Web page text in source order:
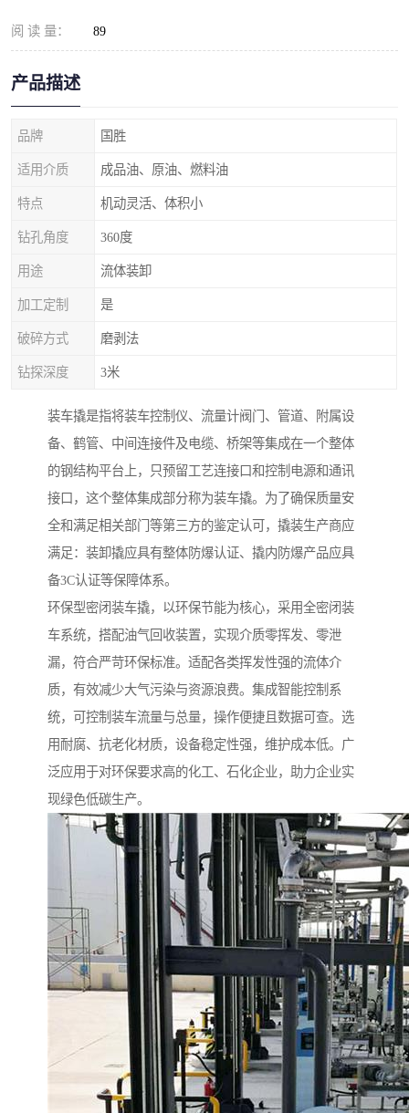
阅 读 量： 89
产品描述
品牌 国胜
适用介质 成品油、原油、燃料油
特点 机动灵活、体积小
钻孔角度 360度
用途 流体装卸
加工定制 是
破碎方式 磨剥法
钻探深度 3米
装车撬是指将装车控制仪、流量计阀门、管道、附属设
备、鹤管、中间连接件及电缆、桥架等集成在一个整体
的钢结构平台上，只预留工艺连接口和控制电源和通讯
接口，这个整体集成部分称为装车撬。为了确保质量安
全和满足相关部门等第三方的鉴定认可，撬装生产商应
满足：装卸撬应具有整体防爆认证、撬内防爆产品应具
备3C认证等保障体系。
环保型密闭装车撬，以环保节能为核心，采用全密闭装
车系统，搭配油气回收装置，实现介质零挥发、零泄
漏，符合严苛环保标准。适配各类挥发性强的流体介
质，有效减少大气污染与资源浪费。集成智能控制系
统，可控制装车流量与总量，操作便捷且数据可查。选
用耐腐、抗老化材质，设备稳定性强，维护成本低。广
泛应用于对环保要求高的化工、石化企业，助力企业实
现绿色低碳生产。